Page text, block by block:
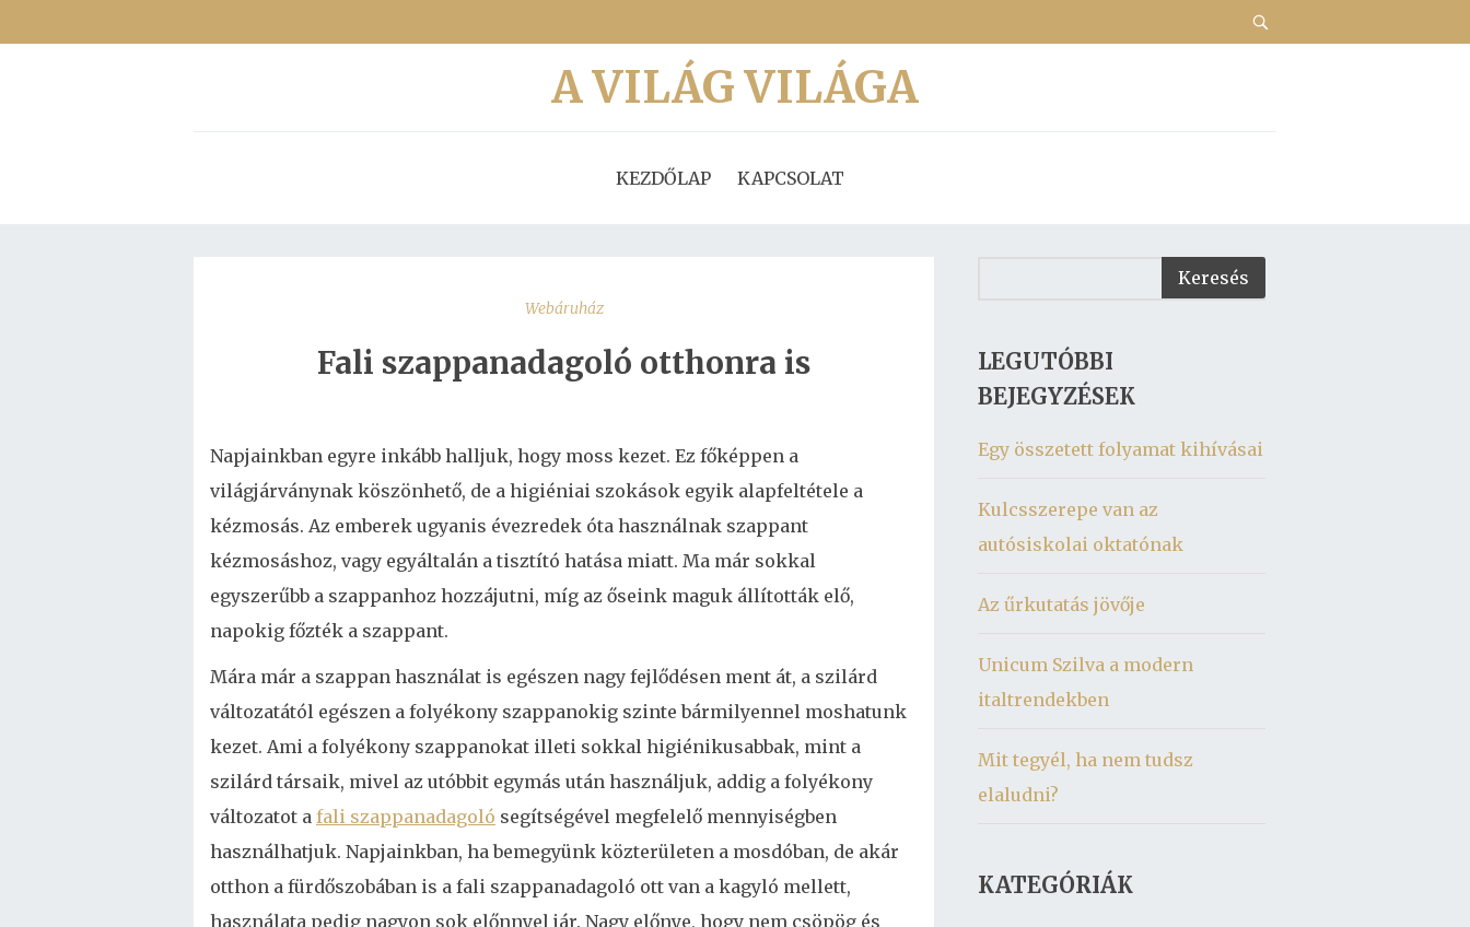
A VILÁG VILÁGA
KEZDŐLAP KAPCSOLAT
Webáruház
Fali szappanadagoló otthonra is
Napjainkban egyre inkább halljuk, hogy moss kezet. Ez főképpen a
világjárványnak köszönhető, de a higiéniai szokások egyik alapfeltétele a
kézmosás. Az emberek ugyanis évezredek óta használnak szappant
kézmosáshoz, vagy egyáltalán a tisztító hatása miatt. Ma már sokkal
egyszerűbb a szappanhoz hozzájutni, míg az őseink maguk állították elő,
napokig főzték a szappant.
Mára már a szappan használat is egészen nagy fejlődésen ment át, a szilárd
változatától egészen a folyékony szappanokig szinte bármilyennel moshatunk
kezet. Ami a folyékony szappanokat illeti sokkal higiénikusabbak, mint a
szilárd társaik, mivel az utóbbit egymás után használjuk, addig a folyékony
változatot a fali szappanadagoló segítségével megfelelő mennyiségben
használhatjuk. Napjainkban, ha bemegyünk közterületen a mosdóban, de akár
otthon a fürdőszobában is a fali szappanadagoló ott van a kagyló mellett,
használata pedig nagyon sok előnnyel jár. Nagy előnye, hogy nem csöpög és
LEGUTÓBBI
BEJEGYZÉSEK
Egy összetett folyamat kihívásai
Kulcsszerepe van az
autósiskolai oktatónak
Az űrkutatás jövője
Unicum Szilva a modern
italtrendekben
Mit tegyél, ha nem tudsz
elaludni?
KATEGÓRIÁK